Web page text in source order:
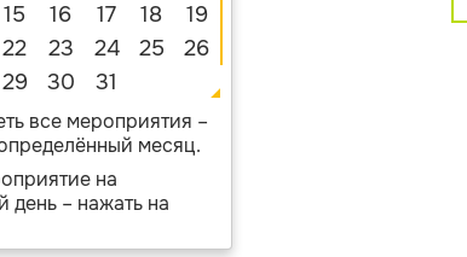
15 16 17 18
19
22 23 24 25
26
29 30 31
все мероприятия –
месяц.
на
день – нажать на